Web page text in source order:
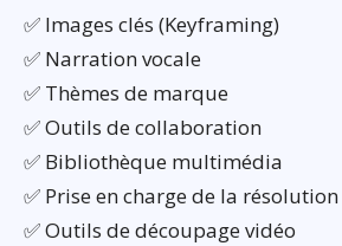
✅ Images clés (Keyframing)
✅ Narration vocale
✅ Thèmes de marque
✅ Outils de collaboration
✅ Bibliothèque multimédia
✅ Prise en charge de la résolution
✅ Outils de découpage vidéo